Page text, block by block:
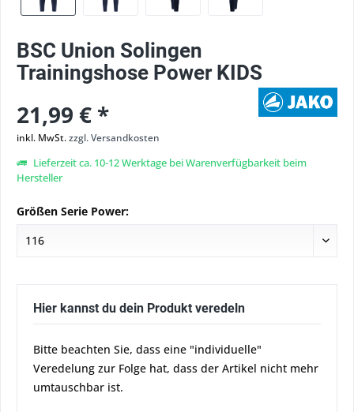
BSC Union Solingen
Trainingshose Power KIDS
21,99 € *
inkl. MwSt.zzgl. Versandkosten
Lieferzeit ca. 10-12 Werktage bei Warenverfügbarkeit beim
Hersteller
Größen Serie Power:
Hier kannst du dein Produkt veredeln
Bitte beachten Sie, dass eine "individuelle"
Veredelung zur Folge hat, dass der Artikel nicht mehr
umtauschbar ist.